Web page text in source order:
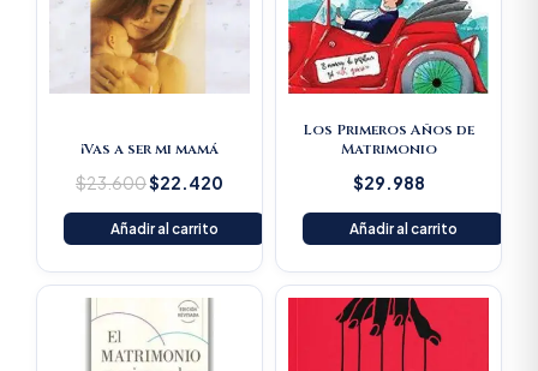
¡Vas a ser mi mamá
$23.600$22.420
Añadir al carrito
Los Primeros Años de
Matrimonio
$29.988
Añadir al carrito
Original
price
was:
$51.800.
Current